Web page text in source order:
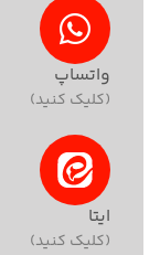
واتساپ
(کلیک کنید)
ایتا
(کلیک کنید)